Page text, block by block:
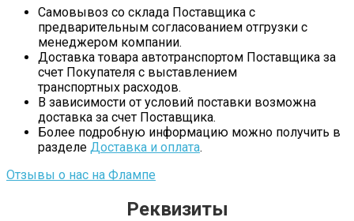
Самовывоз со склада Поставщика с
предварительным согласованием отгрузки с
менеджером компании.
Доставка товара автотранспортом Поставщика за
счет Покупателя с выставлением
транспортных расходов.
В зависимости от условий поставки возможна
доставка за счет Поставщика.
Более подробную информацию можно получить в
разделе Доставка и оплата.
Отзывы о нас на Флампе
Реквизиты